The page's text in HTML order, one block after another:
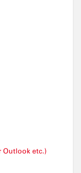
Outlook etc.)